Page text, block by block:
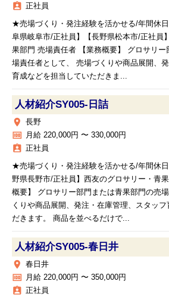
assignment_ind 正社員
★売場づくり・発注経験を活かせる/年間休
阜県岐阜市/正社員】【長野県松本市/正社員
果部門 売場責任者 【業務概要】 グロサリー
場責任者として、 売場づくりや商品展開、
育成などを担当していただきま...
人材紹介SY005‐日詰
place 長野
money 月給 220,000円 〜 330,000円
assignment_ind 正社員
★売場づくり・発注経験を活かせる/年間休
野県長野市/正社員】西友のグロサリー・青
概要】 グロサリー部門または青果部門の売
くりや商品展開、発注・在庫管理、スタッ
だきます。 商品を並べるだけで...
人材紹介SY005‐春日井
place 春日井
money 月給 220,000円 〜 350,000円
assignment_ind 正社員